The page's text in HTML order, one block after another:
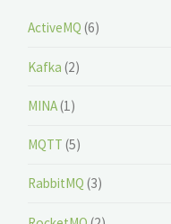
ActiveMQ (6)
Kafka (2)
MINA(1)
MQTT (5)
RabbitMQ (3)